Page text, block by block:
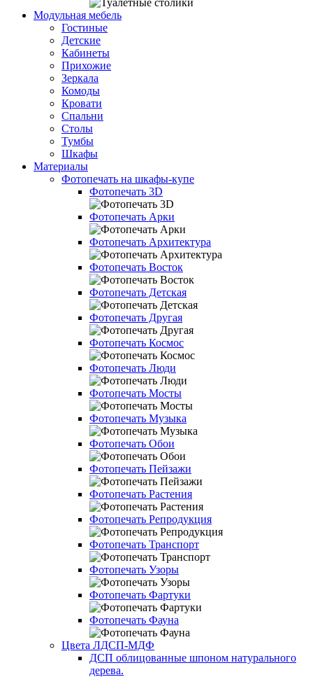
Модульная мебель
Гостиные
Детские
Кабинеты
Прихожие
Зеркала
Комоды
Кровати
Спальни
Столы
Тумбы
Шкафы
Материалы
Фотопечать на шкафы-купе
Фотопечать 3D
Фотопечать Арки
Фотопечать Архитектура
Фотопечать Восток
Фотопечать Детская
Фотопечать Другая
Фотопечать Космос
Фотопечать Люди
Фотопечать Мосты
Фотопечать Музыка
Фотопечать Обои
Фотопечать Пейзажи
Фотопечать Растения
Фотопечать Репродукция
Фотопечать Транспорт
Фотопечать Узоры
Фотопечать Фартуки
Фотопечать Фауна
Цвета ЛДСП-МДФ
ДСП облицованные шпоном натурального
дерева.